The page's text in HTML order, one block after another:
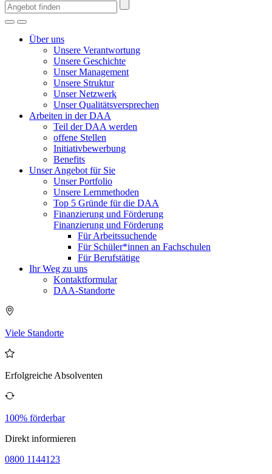
Über uns
Unsere Verantwortung
Unsere Geschichte
Unser Management
Unsere Struktur
Unser Netzwerk
Unser Qualitätsversprechen
Arbeiten in der DAA
Teil der DAA werden
offene Stellen
Initiativbewerbung
Benefits
Unser Angebot für Sie
Unser Portfolio
Unsere Lernmethoden
Top 5 Gründe für die DAA
Finanzierung und Förderung
Finanzierung und Förderung
Für Arbeitssuchende
Für Schüler*innen an Fachschulen
Für Berufstätige
Ihr Weg zu uns
Kontaktformular
DAA-Standorte
Viele Standorte
Erfolgreiche Absolventen
100% förderbar
Direkt informieren
0800 1144123